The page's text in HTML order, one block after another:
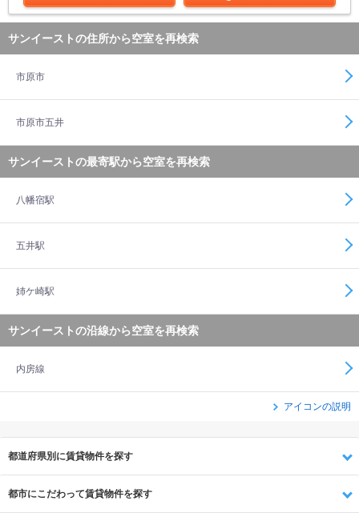
サンイーストの住所から空室を再検索
市原市
市原市五井
サンイーストの最寄駅から空室を再検索
八幡宿駅
五井駅
姉ケ崎駅
サンイーストの沿線から空室を再検索
内房線
アイコンの説明
都道府県別に賃貸物件を探す
都市にこだわって賃貸物件を探す